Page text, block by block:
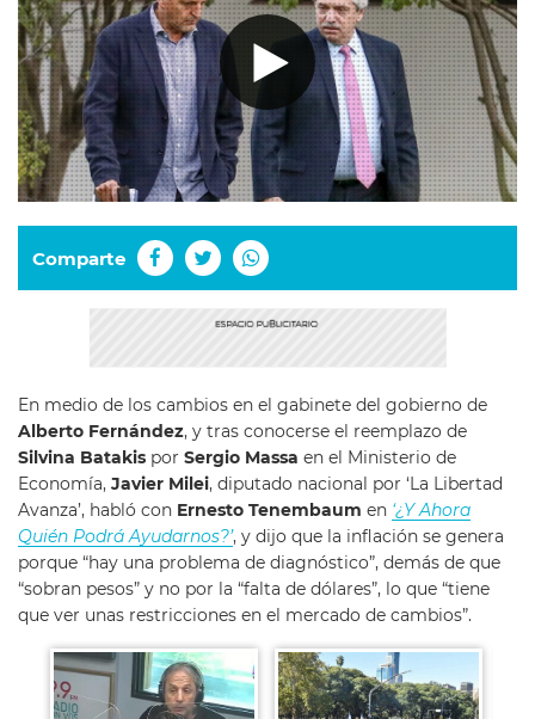
Comparte
En medio de los cambios en el gabinete del gobierno de
Alberto Fernández, y tras conocerse el reemplazo de
Silvina Batakis por Sergio Massa en el Ministerio de
Economía, Javier Milei, diputado nacional por ‘La Libertad
Avanza’, habló con Ernesto Tenembaum en ‘¿Y Ahora
Quién Podrá Ayudarnos?’, y dijo que la inflación se genera
porque “hay una problema de diagnóstico”, demás de que
“sobran pesos” y no por la “falta de dólares”, lo que “tiene
que ver unas restricciones en el mercado de cambios”.